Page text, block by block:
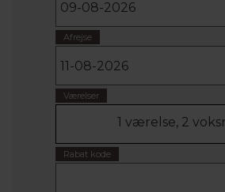
Afrejse
Værelser
1 værelse, 2
Rabat kode